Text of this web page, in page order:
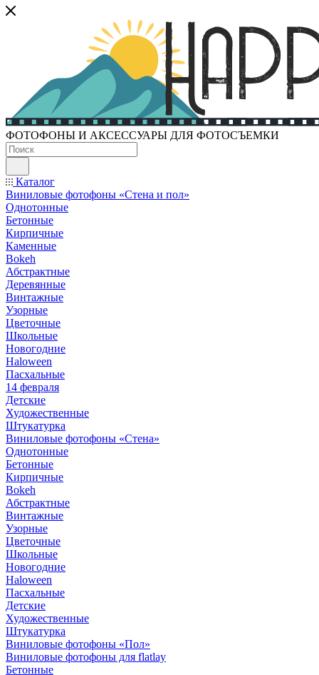
ФОТОФОНЫ И АКСЕССУАРЫ ДЛЯ ФОТОСЪЕМКИ
Каталог
Виниловые фотофоны «Стена и пол»
Однотонные
Бетонные
Кирпичные
Каменные
Bokeh
Абстрактные
Деревянные
Винтажные
Узорные
Цветочные
Школьные
Новогодние
Haloween
Пасхальные
14 февраля
Детские
Художественные
Штукатурка
Виниловые фотофоны «Стена»
Однотонные
Бетонные
Кирпичные
Bokeh
Абстрактные
Винтажные
Узорные
Цветочные
Школьные
Новогодние
Haloween
Пасхальные
Детские
Художественные
Штукатурка
Виниловые фотофоны «Пол»
Виниловые фотофоны для flatlay
Бетонные